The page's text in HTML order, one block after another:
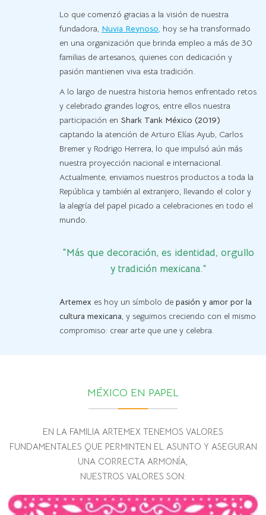
Lo que comenzó gracias a la visión de nuestra
fundadora, Nuvia Reynoso, hoy se ha transformado
en una organización que brinda empleo a más de 30
familias de artesanos, quienes con dedicación y
pasión mantienen viva esta tradición.
A lo largo de nuestra historia hemos enfrentado retos
y celebrado grandes logros, entre ellos nuestra
participación en Shark Tank México (2019)
captando la atención de Arturo Elías Ayub, Carlos
Bremer y Rodrigo Herrera, lo que impulsó aún más
nuestra proyección nacional e internacional.
Actualmente, enviamos nuestros productos a toda la
República y también al extranjero, llevando el color y
la alegría del papel picado a celebraciones en todo el
mundo.
“Más que decoración, es identidad, orgullo
y tradición mexicana.”
Artemex es hoy un símbolo de pasión y amor por la
cultura mexicana, y seguimos creciendo con el mismo
compromiso: crear arte que une y celebra.
MÉXICO EN PAPEL
EN LA FAMILIA ARTEMEX TENEMOS VALORES
FUNDAMENTALES QUE PERMINTEN EL ASUNTO Y ASEGURAN
UNA CORRECTA ARMONÍA,
NUESTROS VALORES SON: